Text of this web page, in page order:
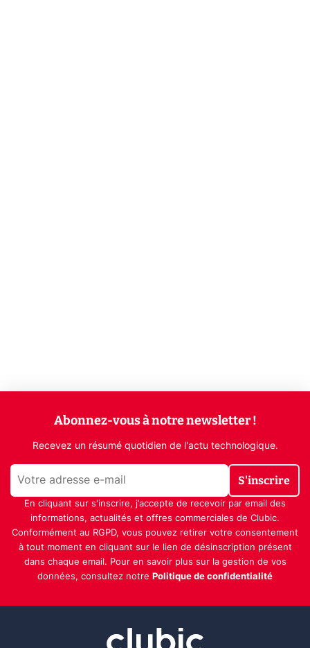
Abonnez-vous à notre newsletter !
Recevez un résumé quotidien de l'actu technologique.
S'inscrire
En cliquant sur s'inscrire, j’accepte de recevoir par email des
informations, actualités et offres commerciales de Clubic.
Conformément au RGPD, vous pouvez retirer votre consentement
à tout moment en cliquant sur le lien de désinscription présent
dans chaque email. Pour en savoir plus sur la gestion de vos
données, consultez notre Politique de confidentialité